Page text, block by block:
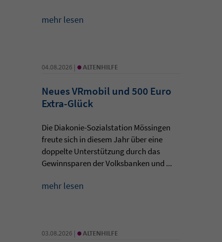
mehr lesen
04.08.2026 | • ALTENHILFE
Neues VRmobil und 500 Euro
Extra-Glück
Die Diakonie-Sozialstation Mössingen
freute sich in diesem Jahr über eine
doppelte Unterstützung durch das
Gewinnsparen der Volksbanken und ...
mehr lesen
03.08.2026 | • ALTENHILFE